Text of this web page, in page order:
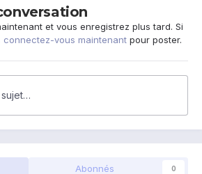
et vous enregistrez plus tard. Si
connectez-vous maintenant pour poster.
Abonnés 0